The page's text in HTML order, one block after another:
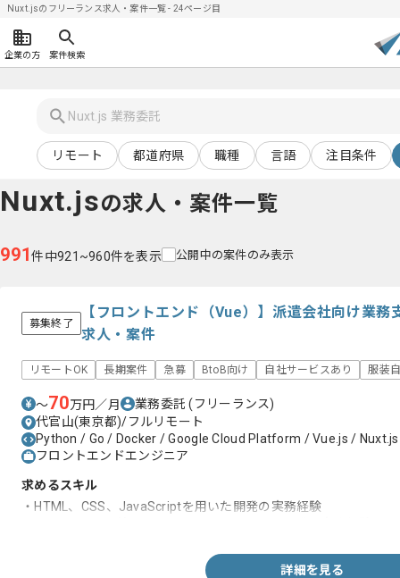
Nuxt.jsのフリーランス求人・案件一覧 - 24ページ目
企業の方 案件検索
リモート 都道府県 職種 言語 注目条件
Nuxt.jsの求人・案件一覧
991件中921~960件を表示 公開中の案件のみ表示
募集終了
【フロントエンド（Vue）】派遣会社向け業務
求人・案件
リモートOK 長期案件 急募 BtoB向け 自社サービスあり 服装
〜70万円／月 業務委託(フリーランス)
代官山(東京都)/フルリモート
Python / Go / Docker / Google Cloud Platform / Vue.js / Nuxt.js
フロントエンドエンジニア
求めるスキル
・HTML、CSS、JavaScriptを用いた開発の実務経験
詳細を見る